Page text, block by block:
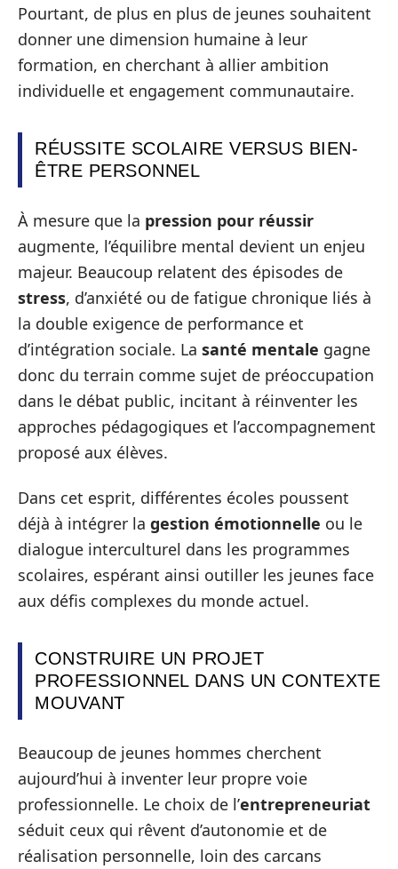
Pourtant, de plus en plus de jeunes souhaitent
donner une dimension humaine à leur
formation, en cherchant à allier ambition
individuelle et engagement communautaire.
RÉUSSITE SCOLAIRE VERSUS BIEN-
ÊTRE PERSONNEL
À mesure que la pression pour réussir
augmente, l’équilibre mental devient un enjeu
majeur. Beaucoup relatent des épisodes de
stress, d’anxiété ou de fatigue chronique liés à
la double exigence de performance et
d’intégration sociale. La santé mentale gagne
donc du terrain comme sujet de préoccupation
dans le débat public, incitant à réinventer les
approches pédagogiques et l’accompagnement
proposé aux élèves.
Dans cet esprit, différentes écoles poussent
déjà à intégrer la gestion émotionnelle ou le
dialogue interculturel dans les programmes
scolaires, espérant ainsi outiller les jeunes face
aux défis complexes du monde actuel.
CONSTRUIRE UN PROJET
PROFESSIONNEL DANS UN CONTEXTE
MOUVANT
Beaucoup de jeunes hommes cherchent
aujourd’hui à inventer leur propre voie
professionnelle. Le choix de l’entrepreneuriat
séduit ceux qui rêvent d’autonomie et de
réalisation personnelle, loin des carcans